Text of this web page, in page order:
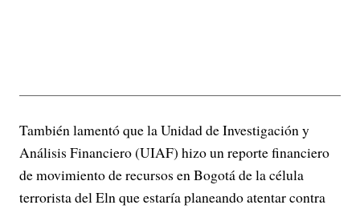
También lamentó que la Unidad de Investigación y
Análisis Financiero (UIAF) hizo un reporte financiero
de movimiento de recursos en Bogotá de la célula
terrorista del Eln que estaría planeando atentar contra